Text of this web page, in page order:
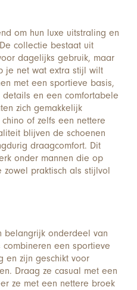
om hun luxe uitstraling en
collectie bestaat uit
dagelijks gebruik, maar
je net wat extra stijl wilt
met een sportieve basis,
en een comfortabele
zich gemakkelijk
of zelfs een nettere
blijven de schoenen
draagcomfort. Dit
onder mannen die op
praktisch als stijlvol
belangrijk onderdeel van
een sportieve
en zijn geschikt voor
Draag ze casual met een
ze met een nettere broek